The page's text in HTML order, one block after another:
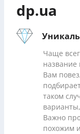
dp.ua
Чаще
название
Вам
таком
Важно
похожим